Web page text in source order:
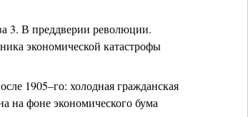
3. В преддверии революции.
экономической катастрофы
1905–го: холодная гражданская
на фоне экономического бума